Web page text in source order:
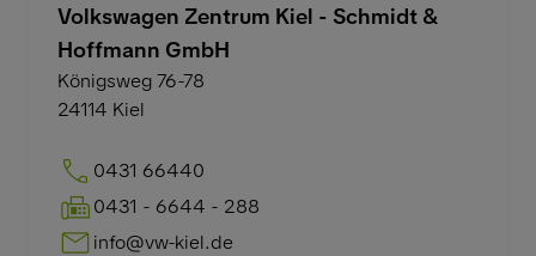
Volkswagen Zentrum Kiel - Schmidt &
Hoffmann GmbH
Königsweg 76-78
24114 Kiel
0431 66440
0431 - 6644 - 288
info@vw-kiel.de